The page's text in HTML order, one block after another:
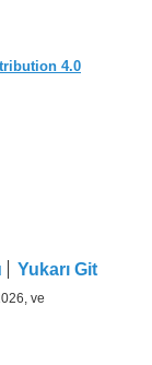
4.0
Yukarı Git
ve